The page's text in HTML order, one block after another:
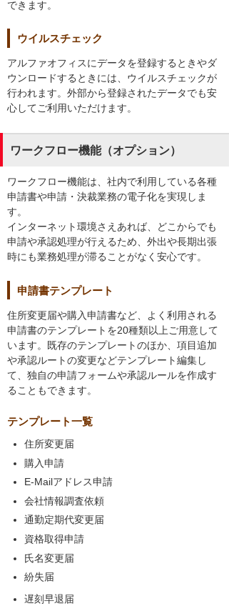
できます。
ウイルスチェック
アルファオフィスにデータを登録するときやダ
ウンロードするときには、ウイルスチェックが
行われます。外部から登録されたデータでも安
心してご利用いただけます。
ワークフロー機能（オプション）
ワークフロー機能は、社内で利用している各種
申請書や申請・決裁業務の電子化を実現しま
す。
インターネット環境さえあれば、どこからでも
申請や承認処理が行えるため、外出や長期出張
時にも業務処理が滞ることがなく安心です。
申請書テンプレート
住所変更届や購入申請書など、よく利用される
申請書のテンプレートを20種類以上ご用意して
います。既存のテンプレートのほか、項目追加
や承認ルートの変更などテンプレート編集し
て、独自の申請フォームや承認ルールを作成す
ることもできます。
テンプレート一覧
住所変更届
購入申請
E-Mailアドレス申請
会社情報調査依頼
通勤定期代変更届
資格取得申請
氏名変更届
紛失届
遅刻早退届